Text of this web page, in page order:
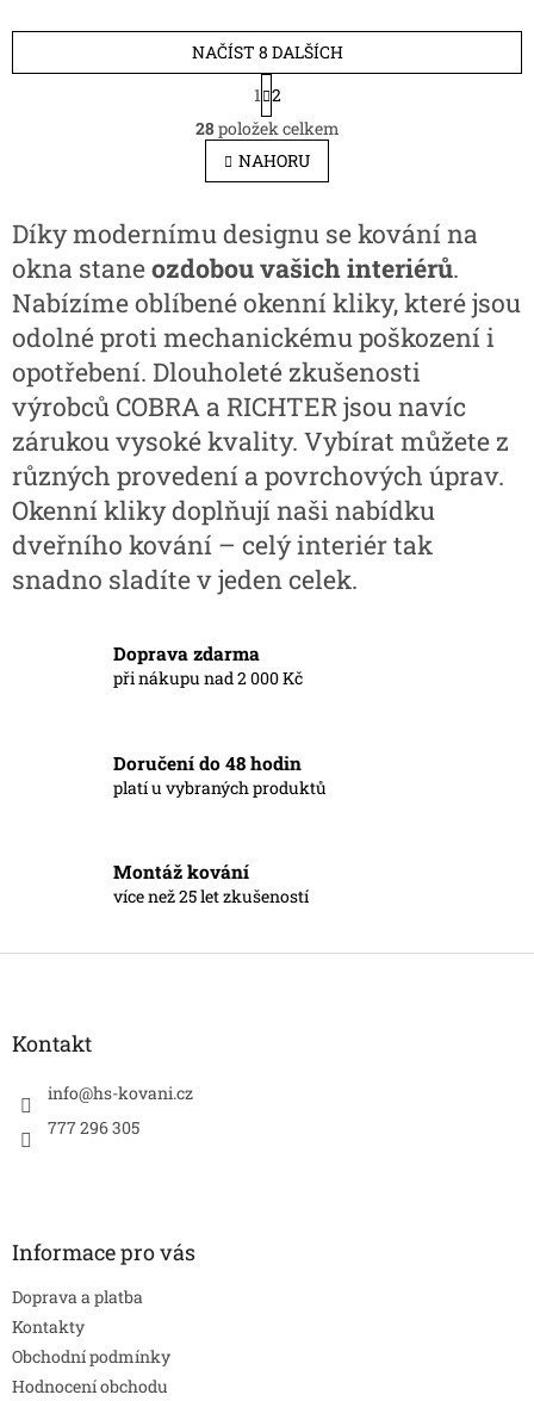
O
v
l
á
a
c
í
p
r
v
k
y
v
ý
p
i
s
u
NAČÍST 8 DALŠÍCH
S
t
r
á
n
k
v
á
n
í
1 2
28položek celkem
NAHORU
Díky modernímu designu se kování na
okna staneozdobou vašich interiérů.
Nabízíme oblíbené okenní kliky, které jsou
odolné proti mechanickému poškození i
opotřebení. Dlouholeté zkušenosti
výrobců COBRA a RICHTER jsou navíc
zárukou vysoké kvality. Vybírat můžete z
různých provedení a povrchových úprav.
Okenní kliky doplňují naši nabídku
dveřního kování – celý interiér tak
snadno sladíte v jeden celek.
Doprava zdarma
při nákupu nad 2 000 Kč
Doručení do 48 hodin
platí u vybraných produktů
Montáž kování
více než 25 let zkušeností
Z
Kontakt
info@hs-kovani.cz
777 296 305
Informace pro vás
Doprava a platba
Kontakty
Obchodní podmínky
Hodnocení obchodu